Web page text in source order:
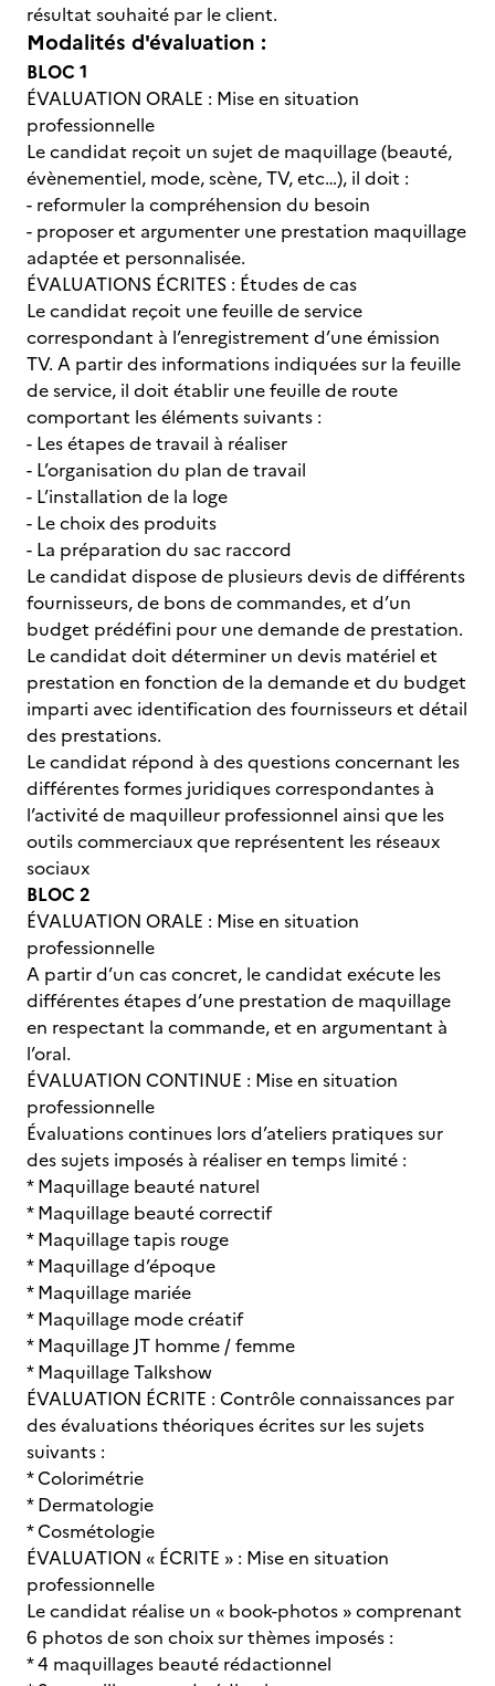
résultat souhaité par le client.
Modalités d'évaluation :
BLOC 1
ÉVALUATION ORALE : Mise en situation
professionnelle
Le candidat reçoit un sujet de maquillage (beauté,
évènementiel, mode, scène, TV, etc…), il doit :
- reformuler la compréhension du besoin
- proposer et argumenter une prestation maquillage
adaptée et personnalisée.
ÉVALUATIONS ÉCRITES : Études de cas
Le candidat reçoit une feuille de service
correspondant à l’enregistrement d’une émission
TV. A partir des informations indiquées sur la feuille
de service, il doit établir une feuille de route
comportant les éléments suivants :
- Les étapes de travail à réaliser
- L’organisation du plan de travail
- L’installation de la loge
- Le choix des produits
- La préparation du sac raccord
Le candidat dispose de plusieurs devis de différents
fournisseurs, de bons de commandes, et d’un
budget prédéfini pour une demande de prestation.
Le candidat doit déterminer un devis matériel et
prestation en fonction de la demande et du budget
imparti avec identification des fournisseurs et détail
des prestations.
Le candidat répond à des questions concernant les
différentes formes juridiques correspondantes à
l’activité de maquilleur professionnel ainsi que les
outils commerciaux que représentent les réseaux
sociaux
BLOC 2
ÉVALUATION ORALE : Mise en situation
professionnelle
A partir d’un cas concret, le candidat exécute les
différentes étapes d’une prestation de maquillage
en respectant la commande, et en argumentant à
l’oral.
ÉVALUATION CONTINUE : Mise en situation
professionnelle
Évaluations continues lors d’ateliers pratiques sur
des sujets imposés à réaliser en temps limité :
* Maquillage beauté naturel
* Maquillage beauté correctif
* Maquillage tapis rouge
* Maquillage d’époque
* Maquillage mariée
* Maquillage mode créatif
* Maquillage JT homme / femme
* Maquillage Talkshow
ÉVALUATION ÉCRITE : Contrôle connaissances par
des évaluations théoriques écrites sur les sujets
suivants :
* Colorimétrie
* Dermatologie
* Cosmétologie
ÉVALUATION « ÉCRITE » : Mise en situation
professionnelle
Le candidat réalise un « book-photos » comprenant
6 photos de son choix sur thèmes imposés :
* 4 maquillages beauté rédactionnel